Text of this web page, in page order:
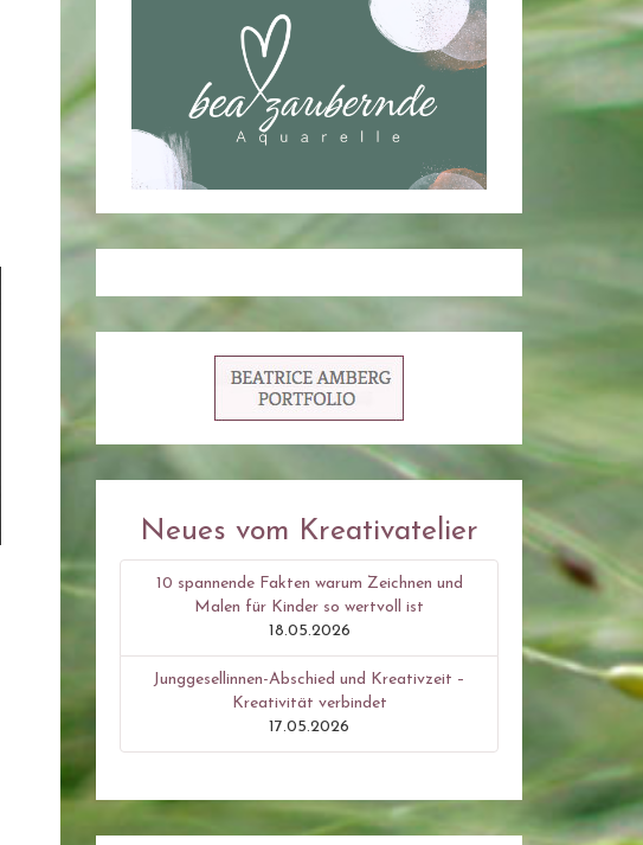
Neues vom Kreativatelier
10 spannende Fakten warum Zeichnen und
Malen für Kinder so wertvoll ist
18.05.2026
Junggesellinnen-Abschied und Kreativzeit –
Kreativität verbindet
17.05.2026